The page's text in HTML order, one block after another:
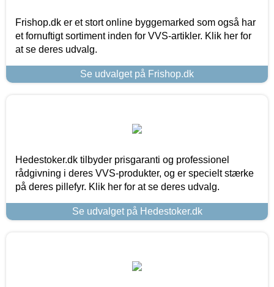
Frishop.dk er et stort online byggemarked som også har
et fornuftigt sortiment inden for VVS-artikler. Klik her for
at se deres udvalg.
Se udvalget på Frishop.dk
Hedestoker.dk tilbyder prisgaranti og professionel
rådgivning i deres VVS-produkter, og er specielt stærke
på deres pillefyr. Klik her for at se deres udvalg.
Se udvalget på Hedestoker.dk